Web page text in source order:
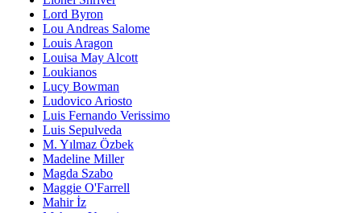
Lord Byron
Lou Andreas Salome
Louis Aragon
Louisa May Alcott
Loukianos
Lucy Bowman
Ludovico Ariosto
Luis Fernando Verissimo
Luis Sepulveda
M. Yılmaz Özbek
Madeline Miller
Magda Szabo
Maggie O'Farrell
Mahir İz